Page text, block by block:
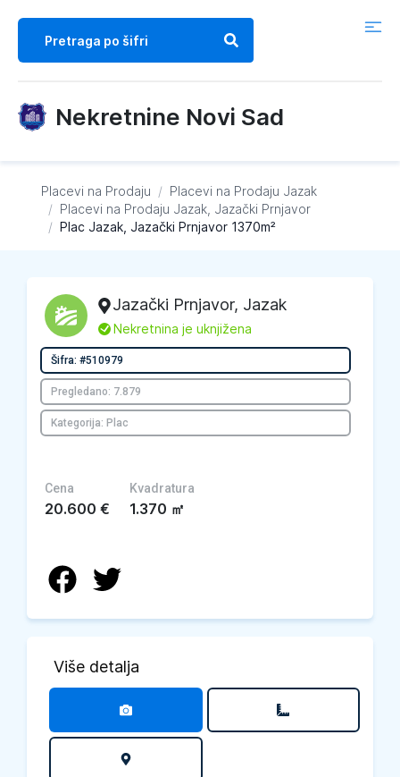
Nekretnine Novi Sad
Placevi na Prodaju / Placevi na Prodaju Jazak
/ Placevi na Prodaju Jazak, Jazački Prnjavor
/ Plac Jazak, Jazački Prnjavor 1370m²
Jazački Prnjavor, Jazak
L Nekretnina je uknjižena
Šifra: #510979
Pregledano: 7.879
Kategorija: Plac
Cena
20.600 €
Kvadratura
1.370 ㎡
Više detalja